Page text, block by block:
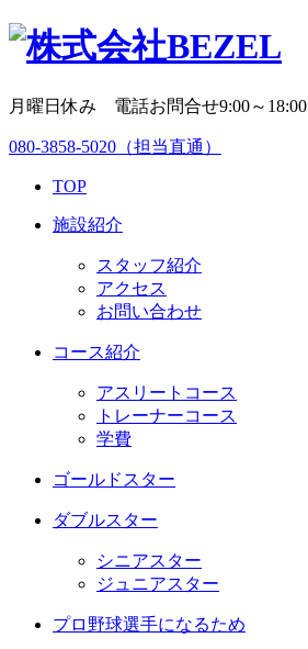
月曜日休み 電話お問合せ9:00～18:00
080-3858-5020 （担当直通）
TOP
施設紹介
スタッフ紹介
アクセス
お問い合わせ
コース紹介
アスリートコース
トレーナーコース
学費
ゴールドスター
ダブルスター
シニアスター
ジュニアスター
プロ野球選手になるため